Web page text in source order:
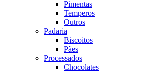
Pimentas
Temperos
Outros
Padaria
Biscoitos
Pães
Processados
Chocolates